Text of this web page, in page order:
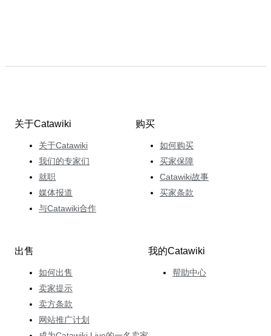
关于Catawiki
关于Catawiki
我们的专家们
就职
媒体报道
与Catawiki合作
购买
如何购买
买家保障
Catawiki故事
买家条款
出售
如何出售
卖家提示
卖方条款
网站推广计划
我的Catawiki
帮助中心